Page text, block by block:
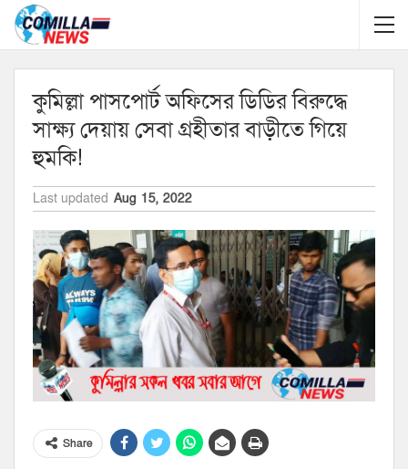
কুমিল্লা পাসপোর্ট অফিসের ডিডির বিরুদ্ধে
সাক্ষ্য দেয়ায় সেবা গ্রহীতার বাড়ীতে গিয়ে
হুমকি!
Last updated Aug 15, 2022
Share